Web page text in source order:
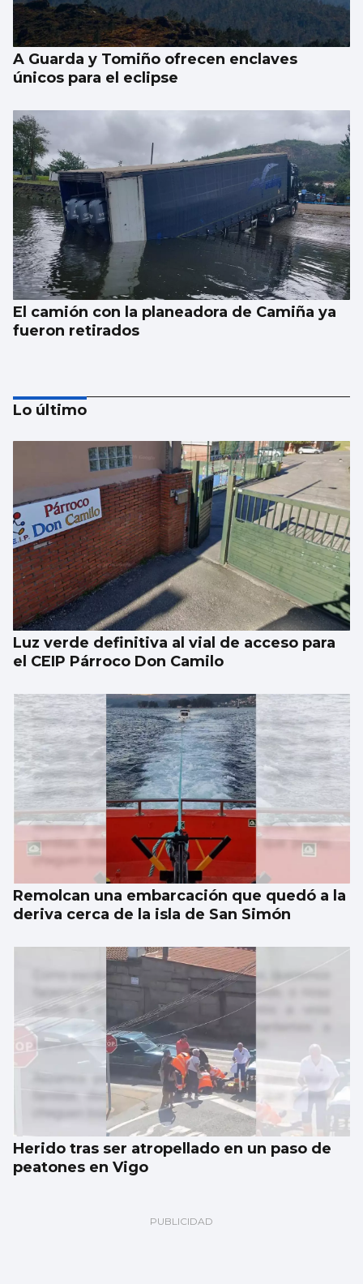
A Guarda y Tomiño ofrecen enclaves
únicos para el eclipse
El camión con la planeadora de Camiña ya
fueron retirados
BAIXO MIÑO
El castillo de Santa Cruz mejora accesos y
servicios
Lo último
Luz verde definitiva al vial de acceso para
el CEIP Párroco Don Camilo
Remolcan una embarcación que quedó a la
deriva cerca de la isla de San Simón
Herido tras ser atropellado en un paso de
peatones en Vigo